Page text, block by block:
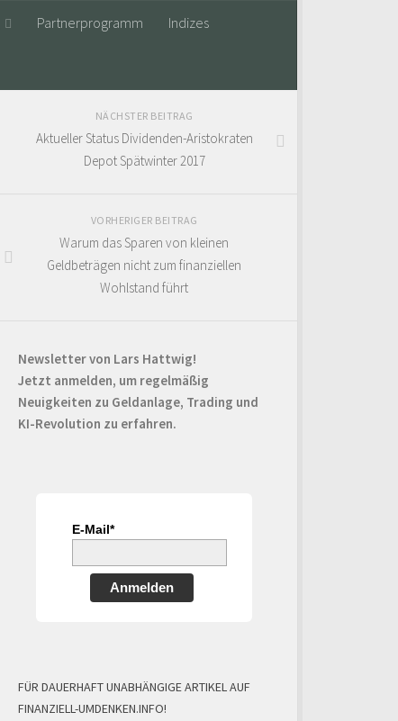
Partnerprogramm Indizes
NÄCHSTER BEITRAG
Aktueller Status Dividenden-Aristokraten
Depot Spätwinter 2017
VORHERIGER BEITRAG
Warum das Sparen von kleinen
Geldbeträgen nicht zum finanziellen
Wohlstand führt
Newsletter von Lars Hattwig!
Jetzt anmelden, um regelmäßig
Neuigkeiten zu Geldanlage, Trading und
KI-Revolution zu erfahren.
E-Mail*
Anmelden
FÜR DAUERHAFT UNABHÄNGIGE ARTIKEL AUF
FINANZIELL-UMDENKEN.INFO!